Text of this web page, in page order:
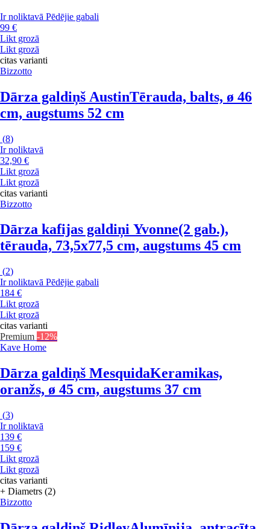
Ir noliktavā Pēdējie gabali
99 €
Likt grozā
Likt grozā
citas varianti
Bizzotto
Dārza galdiņš AustinTērauda, balts, ø 46
cm, augstums 52 cm
(8)
Ir noliktavā
32,90 €
Likt grozā
Likt grozā
citas varianti
Bizzotto
Dārza kafijas galdiņi Yvonne(2 gab.),
tērauda, 73,5x77,5 cm, augstums 45 cm
(2)
Ir noliktavā Pēdējie gabali
184 €
Likt grozā
Likt grozā
citas varianti
Premium -12%
Kave Home
Dārza galdiņš MesquidaKeramikas,
oranžs, ø 45 cm, augstums 37 cm
(3)
Ir noliktavā
139 €
159 €
Likt grozā
Likt grozā
citas varianti
+ Diametrs (2)
Bizzotto